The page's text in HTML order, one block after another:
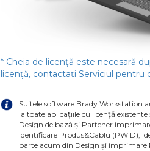
* Cheia de licență este necesară
licență, contactați Serviciul pentru
Suitele software Brady Workstation
la toate aplicațiile cu licență
Design de bază și Partener
Identificare Produs&Cablu (PWID),
parte acum din Design și imprimare